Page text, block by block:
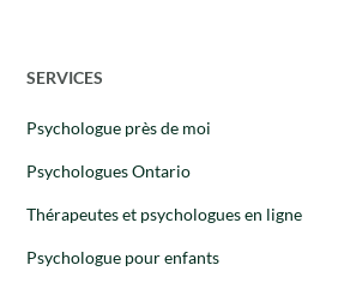
SERVICES
Psychologue près de moi
Psychologues Ontario
Thérapeutes et psychologues en ligne
Psychologue pour enfants